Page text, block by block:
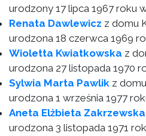
urodzony 17 lipca 1967 roku
Renata Dawlewicz z domu
urodzona 18 czerwca 1969
Wioletta Kwiatkowska z
urodzona 27 listopada 1970
Sylwia Marta Pawlik z
urodzona 1 września 1977
Aneta Elżbieta Zakrzewska
urodzona 3 listopada 1971